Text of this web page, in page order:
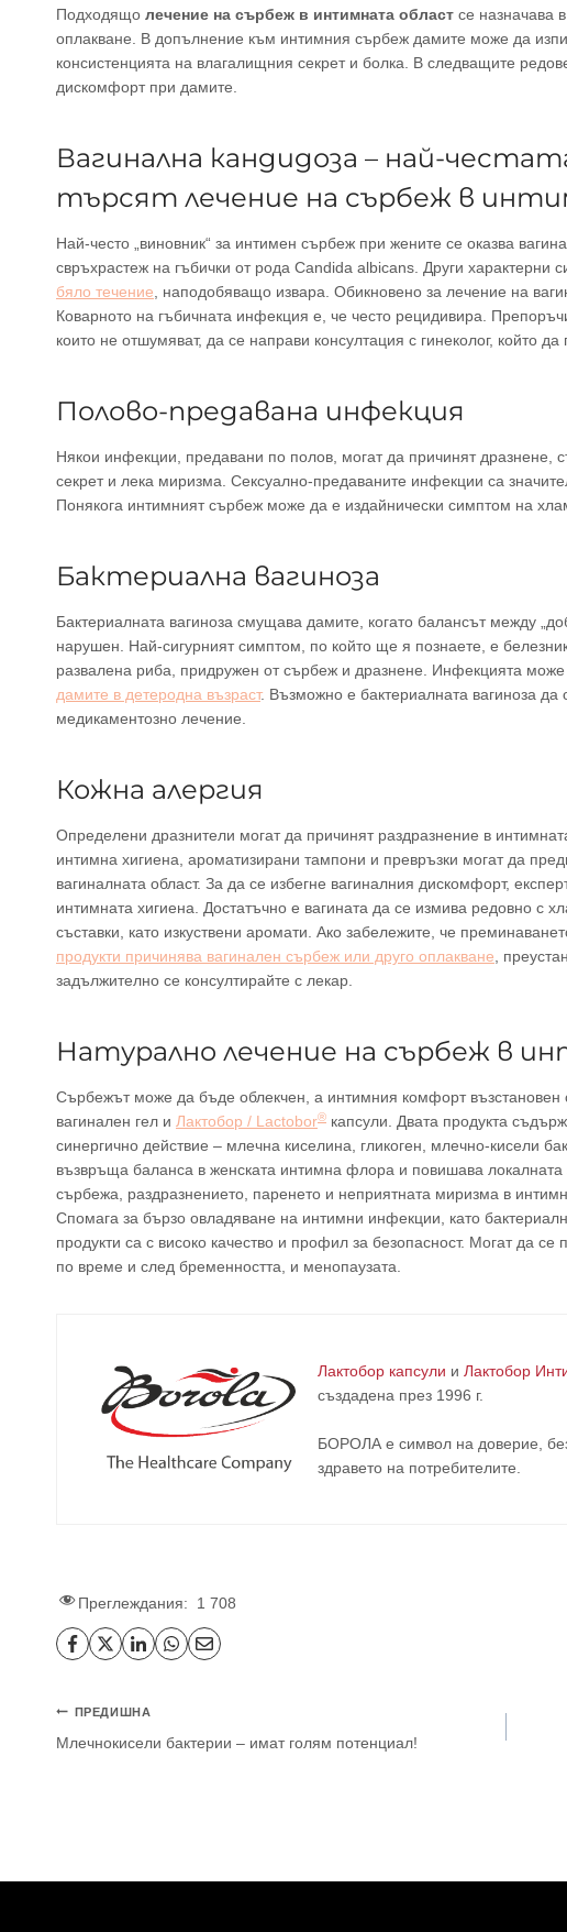
Подходящо лечение на сърбеж в интимната област се назначава
оплакване. В допълнение към интимния сърбеж дамите може да
консистенцията на влагалищния секрет и болка. В следващите
дискомфорт при дамите.
Вагинална кандидоза – най-
търсят лечение на сърбеж в
Най-често „виновник“ за интимен сърбеж при жените се оказва
свръхрастеж на гъбички от рода Candida albicans. Други характерни
бяло течение , наподобяващо извара. Обикновено за лечение на
Коварното на гъбичната инфекция е, че често рецидивира.
които не отшумяват, да се направи консултация с гинеколог, който
Полово-предавана инфекция
Някои инфекции, предавани по полов, могат да причинят дразнене,
секрет и лека миризма. Сексуално-предаваните инфекции са
Понякога интимният сърбеж може да е издайнически симптом на
Бактериална вагиноза
Бактериалната вагиноза смущава дамите, когато балансът между
нарушен. Най-сигурният симптом, по който ще я познаете, е
развалена риба, придружен от сърбеж и дразнене. Инфекцията може
дамите в детеродна възраст. Възможно е бактериалната вагиноза
медикаментозно лечение.
Кожна алергия
Определени дразнители могат да причинят раздразнение в
интимна хигиена, ароматизирани тампони и превръзки могат да
вагиналната област. За да се избегне вагиналния дискомфорт,
интимната хигиена. Достатъчно е вагината да се измива редовно с
съставки, като изкуствени аромати. Ако забележите, че
продукти причинява вагинален сърбеж или друго оплакване ,
задължително се консултирайте с лекар.
Натурално лечение на сърбеж в
Сърбежът може да бъде облекчен, а интимния комфорт
вагинален гел и Лактобор / Lactobor® капсули. Двата продукта
синергично действие – млечна киселина, гликоген, млечно-кисели
възвръща баланса в женската интимна флора и повишава
сърбежа, раздразнението, паренето и неприятната миризма в
Спомага за бързо овладяване на интимни инфекции, като
продукти са с високо качество и профил за безопасност. Могат да
по време и след бременността, и менопаузата.
Лактобор капсули и Лактобор
създадена през 1996 г.
БОРОЛА е символ на доверие,
здравето на потребителите
Преглеждания: 1 708
Навигация
ПРЕДИШНА
Млечнокисели бактерии – имат голям потенциал!